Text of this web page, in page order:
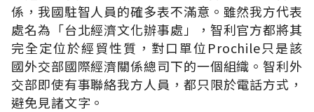
係，我國駐智人員的確多表不滿意。雖然我方代表
處名為「台北經濟文化辦事處」，智利官方都將其
完全定位於經貿性質，對口單位Prochile只是該
國外交部國際經濟關係總司下的一個組織。智利外
交部即使有事聯絡我方人員，都只限於電話方式，
避免見諸文字。